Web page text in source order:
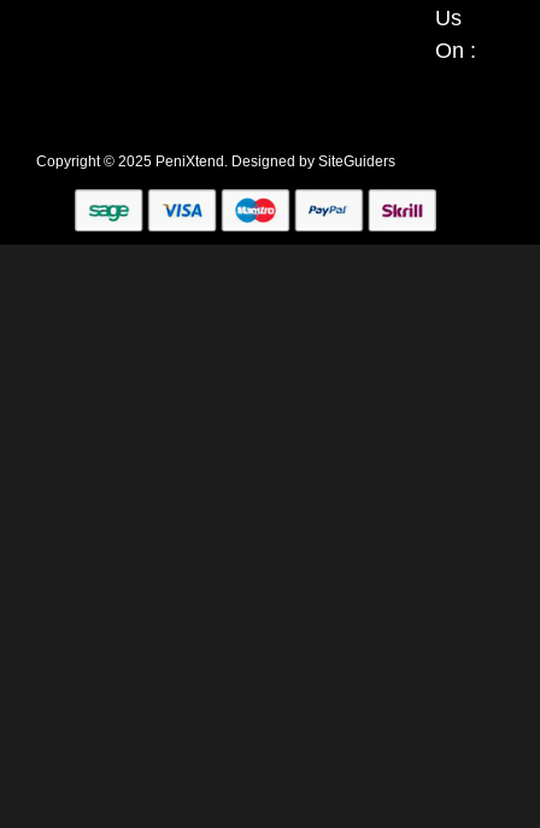
Us
On :
Copyright © 2025 PeniXtend. Designed by SiteGuiders